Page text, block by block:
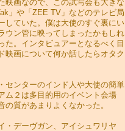
映画なので、この試写会も大きな
」や「ZEE TV」などのテレビ局
していた。僕は大使のすぐ裏にい
ウン管に映ってしまったかもしれ
た。インタビュアーとなるべく目
映画について何か話したらオタク
ンターのインド人や大使の簡単
ム２は多目的用のイベント会場
質があまりよくなかった。
デーヴガン、アイシュワリヤ